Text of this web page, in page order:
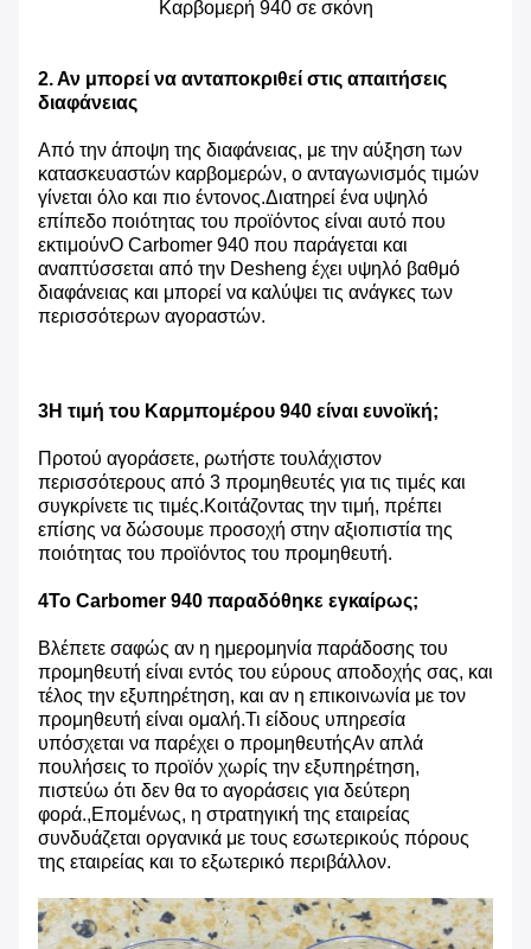
Καρβομερή 940 σε σκόνη
2. Αν μπορεί να ανταποκριθεί στις απαιτήσεις
διαφάνειας
Από την άποψη της διαφάνειας, με την αύξηση των
κατασκευαστών καρβομερών, ο ανταγωνισμός τιμών
γίνεται όλο και πιο έντονος.Διατηρεί ένα υψηλό
επίπεδο ποιότητας του προϊόντος είναι αυτό που
εκτιμούνΟ Carbomer 940 που παράγεται και
αναπτύσσεται από την Desheng έχει υψηλό βαθμό
διαφάνειας και μπορεί να καλύψει τις ανάγκες των
περισσότερων αγοραστών.
3Η τιμή του Καρμπομέρου 940 είναι ευνοϊκή;
Προτού αγοράσετε, ρωτήστε τουλάχιστον
περισσότερους από 3 προμηθευτές για τις τιμές και
συγκρίνετε τις τιμές.Κοιτάζοντας την τιμή, πρέπει
επίσης να δώσουμε προσοχή στην αξιοπιστία της
ποιότητας του προϊόντος του προμηθευτή.
4Το Carbomer 940 παραδόθηκε εγκαίρως;
Βλέπετε σαφώς αν η ημερομηνία παράδοσης του
προμηθευτή είναι εντός του εύρους αποδοχής σας, και
τέλος την εξυπηρέτηση, και αν η επικοινωνία με τον
προμηθευτή είναι ομαλή.Τι είδους υπηρεσία
υπόσχεται να παρέχει ο προμηθευτήςΑν απλά
πουλήσεις το προϊόν χωρίς την εξυπηρέτηση,
πιστεύω ότι δεν θα το αγοράσεις για δεύτερη
φορά.,Επομένως, η στρατηγική της εταιρείας
συνδυάζεται οργανικά με τους εσωτερικούς πόρους
της εταιρείας και το εξωτερικό περιβάλλον.